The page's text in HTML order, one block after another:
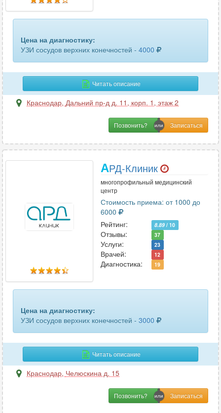
маточных труб
мочевого пузыря
мочеточников 2
мягких тканей 29
11
органов малого таза трансвагинальное
паховых лимфоузлов
периферических нервов
плевральной полости
плечевого сплетения
26
Цена на диагностику:
УЗИ сосудов верхних конечностей - 4000
Читать описание
Краснодар, Дальний пр-д д. 11, корп. 1, этаж 2
Позвонить?
АРД-Клиник
многопрофильный медицинский
центр
Стоимость приема: от 1000 до
6000
Рейтинг:
8.89 / 10
Отзывы: 37
Услуги: 23
Врачей: 12
Диагностика: 19
Цена на диагностику:
УЗИ сосудов верхних конечностей - 3000
Читать описание
Краснодар, Челюскина д. 15
Позвонить?